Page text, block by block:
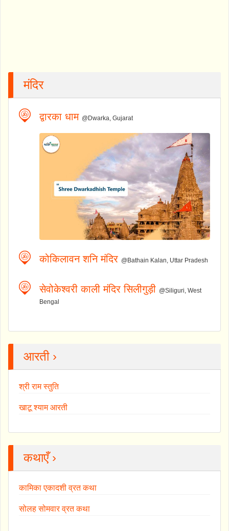
मंदिर
द्वारका धाम @Dwarka, Gujarat
कोकिलावन शनि मंदिर @Bathain Kalan, Uttar Pradesh
सेवोकेश्वरी काली मंदिर सिलीगुड़ी @Siliguri, West
Bengal
आरती ›
श्री राम स्तुति
खाटू श्याम आरती
कथाएँ ›
कामिका एकादशी व्रत कथा
सोलह सोमवार व्रत कथा